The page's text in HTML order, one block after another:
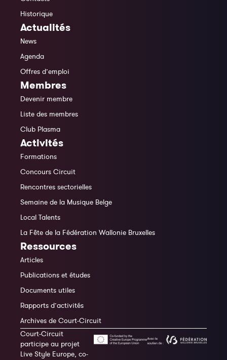
Historique
Actualités
News
Agenda
Offres d’emploi
Membres
Devenir membre
Liste des membres
Club Plasma
Activités
Formations
Concours Circuit
Rencontres sectorielles
Semaine de la Musique Belge
Local Talents
La Fête de la Fédération Wallonie Bruxelles
Ressources
Articles
Publications et études
Documents utiles
Rapports d’activités
Archives de Court-Circuit
Court-Circuit
participe au projet
Live Style Europe, co-